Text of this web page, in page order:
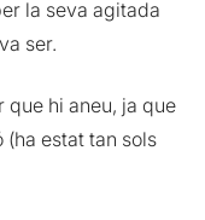
la seva agitada
ser.
que hi aneu, ja que
(ha estat tan sols